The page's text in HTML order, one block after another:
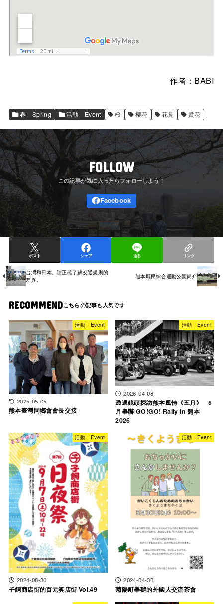
作者：BABI
春 Spring 活動 Event 桜 櫻花 花見 賞花
FOLLOW
ポスト シェア 送る リンク
台灣和日本。請正確了解交通規則的
差異。
熊本縣民綜合運動公園簡介
RECOMMEND
活動 Event
2025-05-05
熊本臺灣同鄉會會長交接
活動 Event
2026-04-08
透過鏡頭探訪熊本風情《五月》 5
月舉辦 GO!GO! Rally in 熊本
2026
活動 Event
2024-08-30
子飼商店街的百元笑店街 Vol.49
活動 Event
2024-04-30
菊陽町舉辦的外國人交流茶會